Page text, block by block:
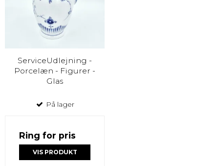
ServiceUdlejning -
Porcelæn - Figurer -
Glas
På lager
Ring for pris
VIS PRODUKT